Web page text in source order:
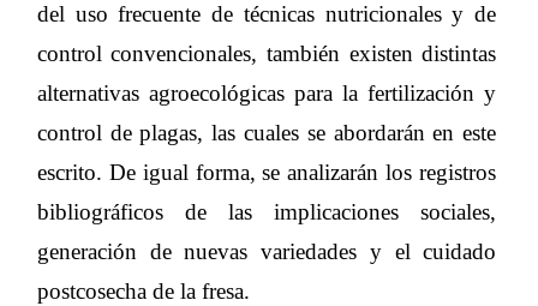
del uso frecuente de técnicas nutricionales y de
control convencionales, también existen distintas
alternativas agroecológicas para la fertilización y
control de plagas, las cuales se abordarán en este
escrito. De igual forma, se analizarán los registros
bibliográficos de las implicaciones sociales,
generación de nuevas variedades y el cuidado
postcosecha de la fresa.